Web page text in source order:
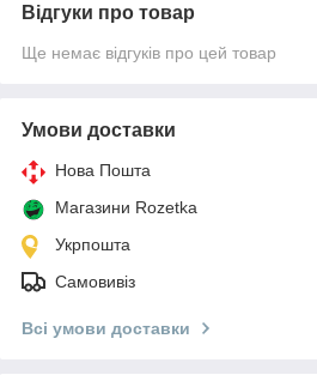
Відгуки про товар
Ще немає відгуків про цей товар
Умови доставки
Нова Пошта
Магазини Rozetka
Укрпошта
Самовивіз
Всі умови доставки